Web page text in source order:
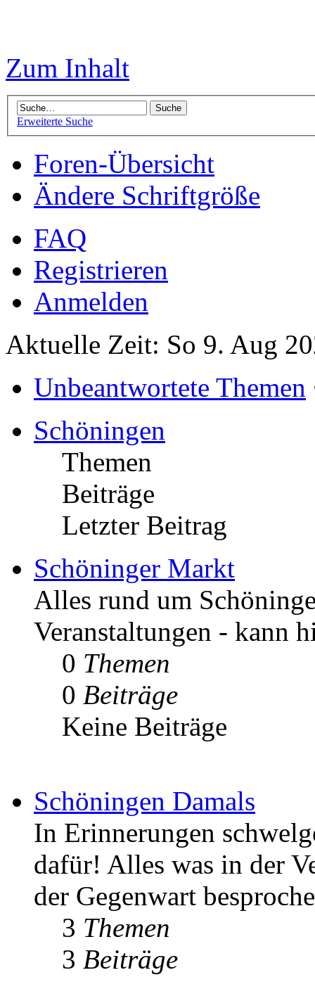
Zum Inhalt
Erweiterte Suche
Foren-Übersicht
Ändere Schriftgröße
FAQ
Registrieren
Anmelden
Aktuelle Zeit: So 9. Aug
Unbeantwortete Themen
Schöningen
Themen
Beiträge
Letzter Beitrag
Schöninger Markt
Alles rund um
Veranstaltungen - kann
0 Themen
0 Beiträge
Keine Beiträge
Schöningen Damals
In Erinnerungen
dafür! Alles was in der
der Gegenwart
3 Themen
3 Beiträge